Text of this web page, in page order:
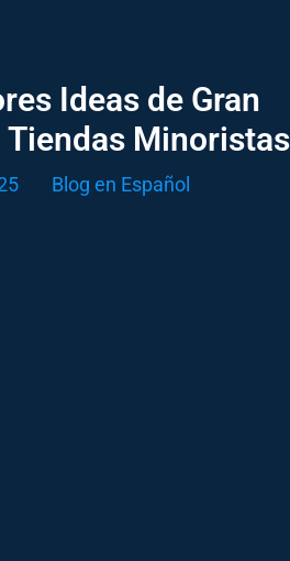
Ideas de Gran
Minoristas
Blog en Español